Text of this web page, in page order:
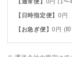
【通常便】 0円 (1〜
【日時指定便】0 円
【お急ぎ便】0 円 (